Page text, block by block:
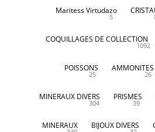
Maritess Virtudazo
5
COQUILLAGES DE COLLECTION
1092
POISSONS
25
AMMONITES
26
MINERAUX DIVERS
304
PRISMES
39
MINERAUX BIJOUX DIVERS